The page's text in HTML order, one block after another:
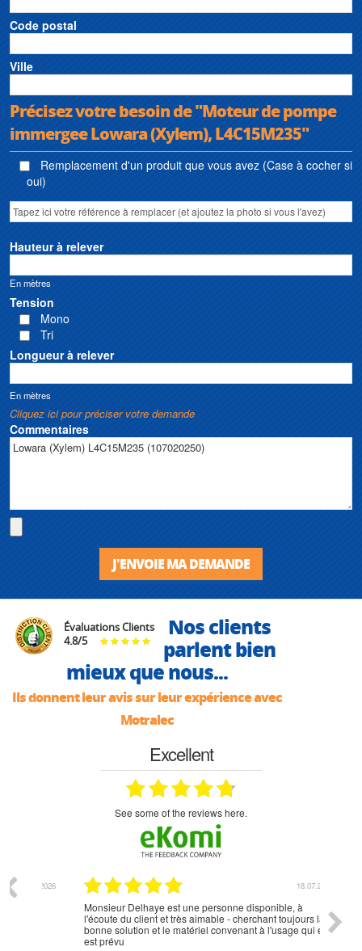
Code postal
Ville
Précisez votre besoin de "Moteur de pompe
immergee Lowara (Xylem), L4C15M235"
Remplacement d'un produit que vous avez (Case à cocher si
oui)
Hauteur à relever
En mètres
Tension
Mono
Tri
Longueur à relever
En mètres
Cliquez ici pour préciser votre demande
Commentaires
J'ENVOIE MA DEMANDE
Évaluations Clients
4.8/5
Nos clients
parlent bien
mieux que nous...
Ils donnent leur avis sur leur expérience avec
Motralec
Excellent
see some of the reviews here.
18.07.2026
Monsieur Delhaye est une personne disponible, à
l'écoute du client et très aimable - cherchant toujours la
bonne solution et le matériel convenant à l'usage qui en
est prévu